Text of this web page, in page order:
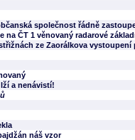
společnost řádně
na ČT 1 věnovaný radarové
ze Zaorálkova vystoupení
a nenávistí!
náš vzor